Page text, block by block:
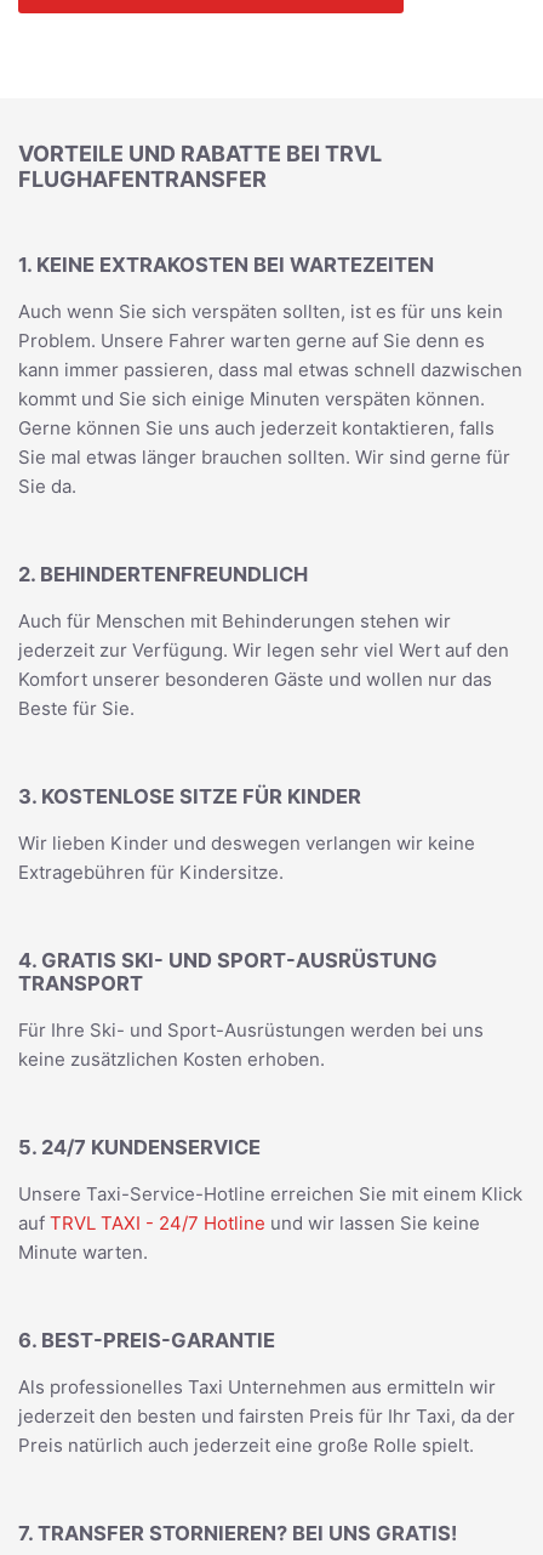
VORTEILE UND RABATTE BEI TRVL
FLUGHAFENTRANSFER
1. KEINE EXTRAKOSTEN BEI WARTEZEITEN
Auch wenn Sie sich verspäten sollten, ist es für uns kein
Problem. Unsere Fahrer warten gerne auf Sie denn es
kann immer passieren, dass mal etwas schnell dazwischen
kommt und Sie sich einige Minuten verspäten können.
Gerne können Sie uns auch jederzeit kontaktieren, falls
Sie mal etwas länger brauchen sollten. Wir sind gerne für
Sie da.
2. BEHINDERTENFREUNDLICH
Auch für Menschen mit Behinderungen stehen wir
jederzeit zur Verfügung. Wir legen sehr viel Wert auf den
Komfort unserer besonderen Gäste und wollen nur das
Beste für Sie.
3. KOSTENLOSE SITZE FÜR KINDER
Wir lieben Kinder und deswegen verlangen wir keine
Extragebühren für Kindersitze.
4. GRATIS SKI- UND SPORT-AUSRÜSTUNG
TRANSPORT
Für Ihre Ski- und Sport-Ausrüstungen werden bei uns
keine zusätzlichen Kosten erhoben.
5. 24/7 KUNDENSERVICE
Unsere Taxi-Service-Hotline erreichen Sie mit einem Klick
auf TRVL TAXI - 24/7 Hotline und wir lassen Sie keine
Minute warten.
6. BEST-PREIS-GARANTIE
Als professionelles Taxi Unternehmen aus ermitteln wir
jederzeit den besten und fairsten Preis für Ihr Taxi, da der
Preis natürlich auch jederzeit eine große Rolle spielt.
7. TRANSFER STORNIEREN? BEI UNS GRATIS!